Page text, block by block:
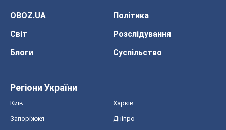
OBOZ.UA
Політика
Світ
Розслідування
Блоги
Суспільство
Регіони України
Київ Харків
Запоріжжя Дніпро